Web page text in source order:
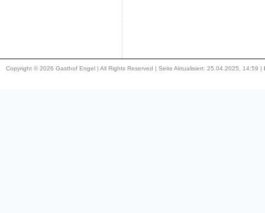
Copyright © 2026 Gasthof Engel | All Rights Reserved | Seite Aktualisiert: 25.04.2025, 14:59 |